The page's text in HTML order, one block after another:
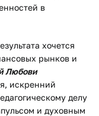
в
хочется
рынков и
Любови
искренний
делу
и духовным